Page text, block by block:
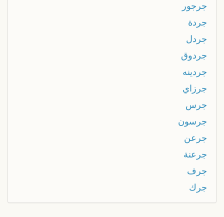
جرجور
جردة
جردل
جردوق
جردينه
جرزاي
جرس
جرسون
جرعن
جرعنة
جرف
جرك